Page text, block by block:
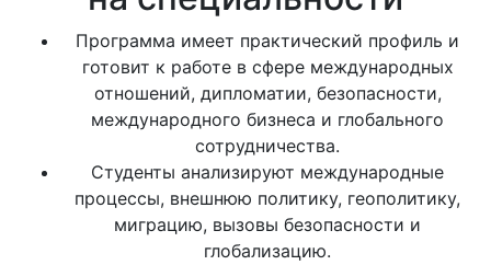
Программа имеет практический профиль и
готовит к работе в сфере международных
отношений, дипломатии, безопасности,
международного бизнеса и глобального
сотрудничества.
Студенты анализируют международные
процессы, внешнюю политику, геополитику,
миграцию, вызовы безопасности и
глобализацию.